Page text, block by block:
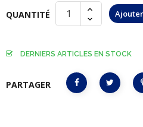
QUANTITÉ
DERNIERS ARTICLES EN STOCK
PARTAGER